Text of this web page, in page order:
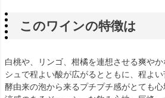
このワインの特徴は
白桃や、リンゴ、柑橘を連想させる爽や
シュで程よい酸が広がるとともに、程よ
酵由来の泡から来るプチプチ感がとても